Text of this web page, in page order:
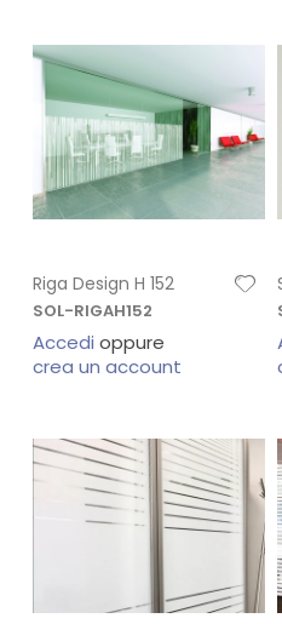
Riga Design H 152
SOL-RIGAH152
Accedi oppure
crea un account